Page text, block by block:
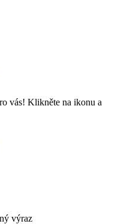
vás! Klikněte na ikonu a
výraz